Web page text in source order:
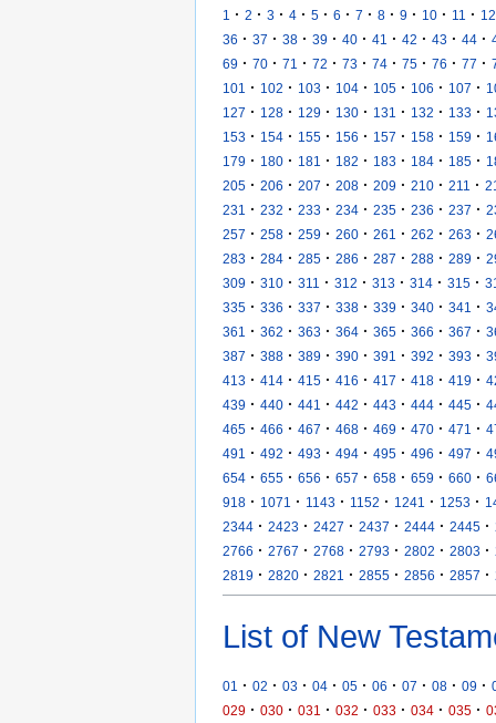
1 · 2 · 3 · 4 · 5 · 6 · 7 · 8 · 9 · 10 · 11 · 12
36 · 37 · 38 · 39 · 40 · 41 · 42 · 43 · 44 ·
69 · 70 · 71 · 72 · 73 · 74 · 75 · 76 · 77 ·
101
· 102 · 103 · 104 · 105 · 106 · 107 ·
127 · 128 · 129 · 130 · 131 · 132 · 133 ·
153 · 154 · 155 · 156 · 157 · 158 · 159 ·
179 · 180 · 181 · 182 · 183 · 184 · 185 ·
205 · 206 · 207 · 208 · 209 · 210 · 211 ·
231
· 232 · 233 · 234 · 235 · 236 · 237 ·
257 · 258 · 259 · 260 · 261 · 262 · 263 ·
283 · 284 · 285 · 286 · 287 · 288 · 289 ·
309 · 310 · 311 · 312 · 313 · 314 · 315 ·
335 · 336 · 337 · 338 · 339 · 340 · 341 ·
361
· 362 · 363 · 364 · 365 · 366 · 367 ·
387 · 388 · 389 · 390 · 391 · 392 · 393 ·
413 · 414 · 415 · 416 · 417 · 418 · 419 ·
439 · 440 · 441 · 442 · 443 · 444 · 445 ·
465 · 466 · 467 · 468 · 469 · 470 · 471 ·
491
· 492 · 493 · 494 · 495 · 496 · 497 ·
654 · 655 · 656 · 657 · 658 · 659 · 660 ·
918 · 1071 · 1143 · 1152 · 1241 · 1253 ·
2344 · 2423 · 2427 · 2437 · 2444 · 2445 ·
2766 · 2767 · 2768 · 2793 · 2802 · 2803 ·
2819 · 2820 · 2821 · 2855 · 2856 · 2857 ·
List of New
01 · 02 · 03 · 04 · 05 · 06 · 07 · 08 · 09 ·
029 · 030 · 031 · 032 · 033 · 034 · 035 ·